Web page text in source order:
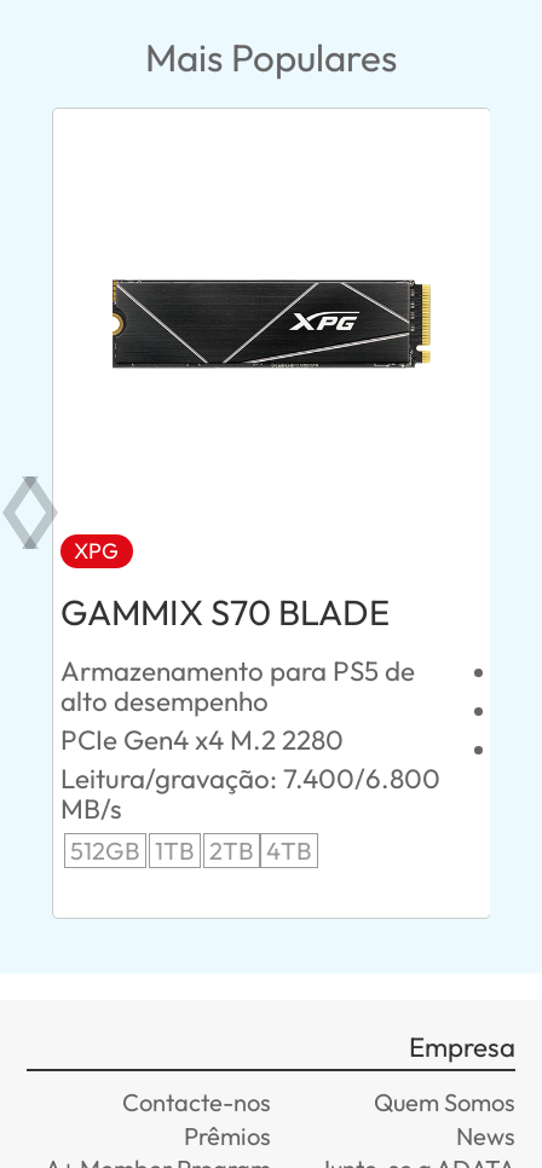
Mais Populares
XPG
GAMMIX S70 BLADE
Armazenamento para PS5 de
alto desempenho
PCIe Gen4 x4 M.2 2280
Leitura/gravação: 7.400/6.800
MB/s
512GB 1TB 2TB 4TB
Empresa
Quem Somos
Contacte-nos
News
Prêmios